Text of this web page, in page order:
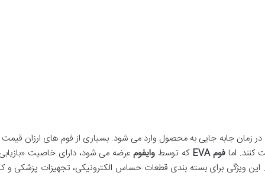
زمان جابه جایی به محصول وارد می شود. بسیاری از فوم های ارزان
کنند. امافوم EVA که توسط وایفوم عرضه می شود، دارای خاصیت
این ویژگی برای بسته بندی قطعات حساس الکترونیکی، تجهیزات پزشکی و